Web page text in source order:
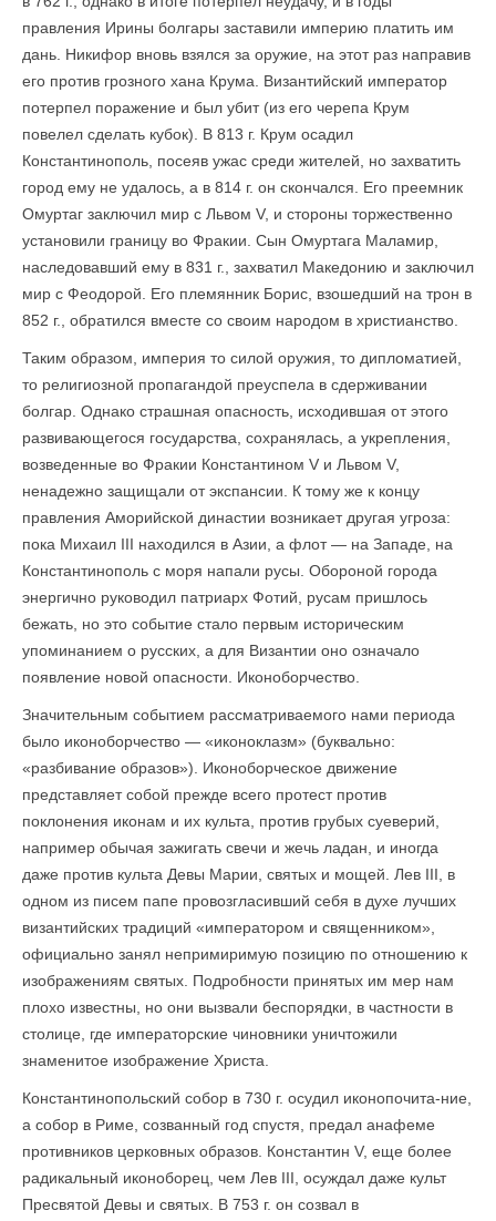
правления Ирины болгары заставили империю платить им
дань. Никифор вновь взялся за оружие, на этот раз направив
его против грозного хана Крума. Византийский император
потерпел поражение и был убит (из его черепа Крум
повелел сделать кубок). В 813 г. Крум осадил
Константинополь, посеяв ужас среди жителей, но захватить
город ему не удалось, а в 814 г. он скончался. Его преемник
Омуртаг заключил мир с Львом V, и стороны торжественно
установили границу во Фракии. Сын Омуртага Маламир,
наследовавший ему в 831 г., захватил Македонию и заключил
мир с Феодорой. Его племянник Борис, взошедший на трон в
852 г., обратился вместе со своим народом в христианство.
Таким образом, империя то силой оружия, то дипломатией,
то религиозной пропагандой преуспела в сдерживании
болгар. Однако страшная опасность, исходившая от этого
развивающегося государства, сохранялась, а укрепления,
возведенные во Фракии Константином V и Львом V,
ненадежно защищали от экспансии. К тому же к концу
правления Аморийской династии возникает другая угроза:
пока Михаил III находился в Азии, а флот — на Западе, на
Константинополь с моря напали русы. Обороной города
энергично руководил патриарх Фотий, русам пришлось
бежать, но это событие стало первым историческим
упоминанием о русских, а для Византии оно означало
появление новой опасности. Иконоборчество.
Значительным событием рассматриваемого нами периода
было иконоборчество — «иконоклазм» (буквально:
«разбивание образов»). Иконоборческое движение
представляет собой прежде всего протест против
поклонения иконам и их культа, против грубых суеверий,
например обычая зажигать свечи и жечь ладан, и иногда
даже против культа Девы Марии, святых и мощей. Лев III, в
одном из писем папе провозгласивший себя в духе лучших
византийских традиций «императором и священником»,
официально занял непримиримую позицию по отношению к
изображениям святых. Подробности принятых им мер нам
плохо известны, но они вызвали беспорядки, в частности в
столице, где императорские чиновники уничтожили
знаменитое изображение Христа.
Константинопольский собор в 730 г. осудил иконопочита-ние,
а собор в Риме, созванный год спустя, предал анафеме
противников церковных образов. Константин V, еще более
радикальный иконоборец, чем Лев III, осуждал даже культ
Пресвятой Девы и святых. В 753 г. он созвал в